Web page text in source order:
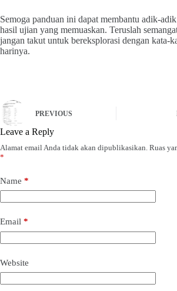
Semoga panduan ini dapat membantu adik-
hasil ujian yang memuaskan. Teruslah
jangan takut untuk bereksplorasi dengan kata-
harinya.
PREVIOUS
Leave a Reply
Alamat email Anda tidak akan dipublikasikan. Ruas
*
Name *
Email *
Website